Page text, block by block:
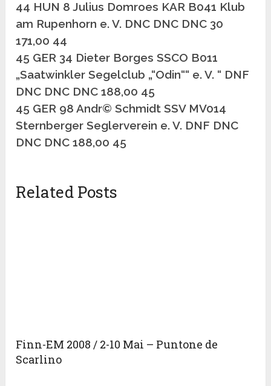
44 HUN 8 Julius Domroes KAR B041 Klub
am Rupenhorn e. V. DNC DNC DNC 30
171,00 44
45 GER 34 Dieter Borges SSCO B011
„Saatwinkler Segelclub „“Odin““ e. V. “ DNF
DNC DNC DNC 188,00 45
45 GER 98 Andr© Schmidt SSV MV014
Sternberger Seglerverein e. V. DNF DNC
DNC DNC 188,00 45
Related Posts
Finn-EM 2008 / 2-10 Mai – Puntone de
Scarlino